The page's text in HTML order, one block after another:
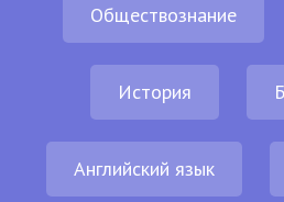
Обществознание
История
Английский язык